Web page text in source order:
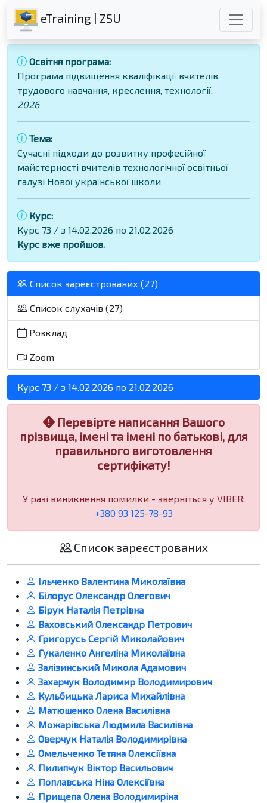
eTraining | ZSU
Освітня програма:
Програма підвищення кваліфікації вчителів
трудового навчання, креслення, технології.
2026
Тема:
Сучасні підходи до розвитку професійної
майстерності вчителів технологічної освітньої
галузі Нової української школи
Курс:
Курс 73 / з 14.02.2026 по 21.02.2026
Курс вже пройшов.
Список зареєстрованих (27)
Список слухачів (27)
Розклад
Zoom
Курс 73 / з 14.02.2026 по 21.02.2026
Перевірте написання Вашого
прізвища, імені та імені по батькові, для
правильного виготовлення
сертифікату!
У разі виникнення помилки - зверніться у VIBER:
+380 93 125-78-93
Список зареєстрованих
Ільченко Валентина Миколаївна
Білорус Олександр Олегович
Бірук Наталія Петрівна
Ваховський Олександр Петрович
Григорусь Сергій Миколайович
Гукаленко Ангеліна Миколаївна
Залізинський Микола Адамович
Захарчук Володимир Володимирович
Кульбицька Лариса Михайлівна
Матюшенко Олена Василівна
Можарівська Людмила Василівна
Оверчук Наталія Володимирівна
Омельченко Тетяна Олексіївна
Пилипчук Віктор Васильович
Поплавська Ніна Олексіївна
Прищепа Олена Володимиріна